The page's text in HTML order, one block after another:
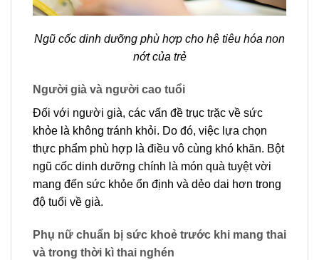
Ngũ cốc dinh dưỡng phù hợp cho hệ tiêu hóa non
nớt của trẻ
Người già và người cao tuổi
Đối với người già, các vấn đề trục trặc về sức
khỏe là không tránh khỏi. Do đó, việc lựa chọn
thực phẩm phù hợp là điều vô cùng khó khăn. Bột
ngũ cốc dinh dưỡng chính là món quà tuyệt vời
mang đến sức khỏe ổn định và dẻo dai hơn trong
độ tuổi về già.
Phụ nữ chuẩn bị sức khoẻ trước khi mang thai
và trong thời kì thai nghén